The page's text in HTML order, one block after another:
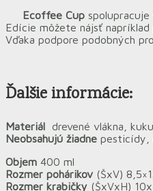
Ecoffee Cup
Edície môžete nájsť
Vďaka podpore podobných
Ďalšie informácie:
Materiál drevené vlákna,
Neobsahujú žiadne pesticídy,
Objem 400 ml
Rozmer pohárikov (ŠxV)
Rozmer krabičky (ŠxVxH)